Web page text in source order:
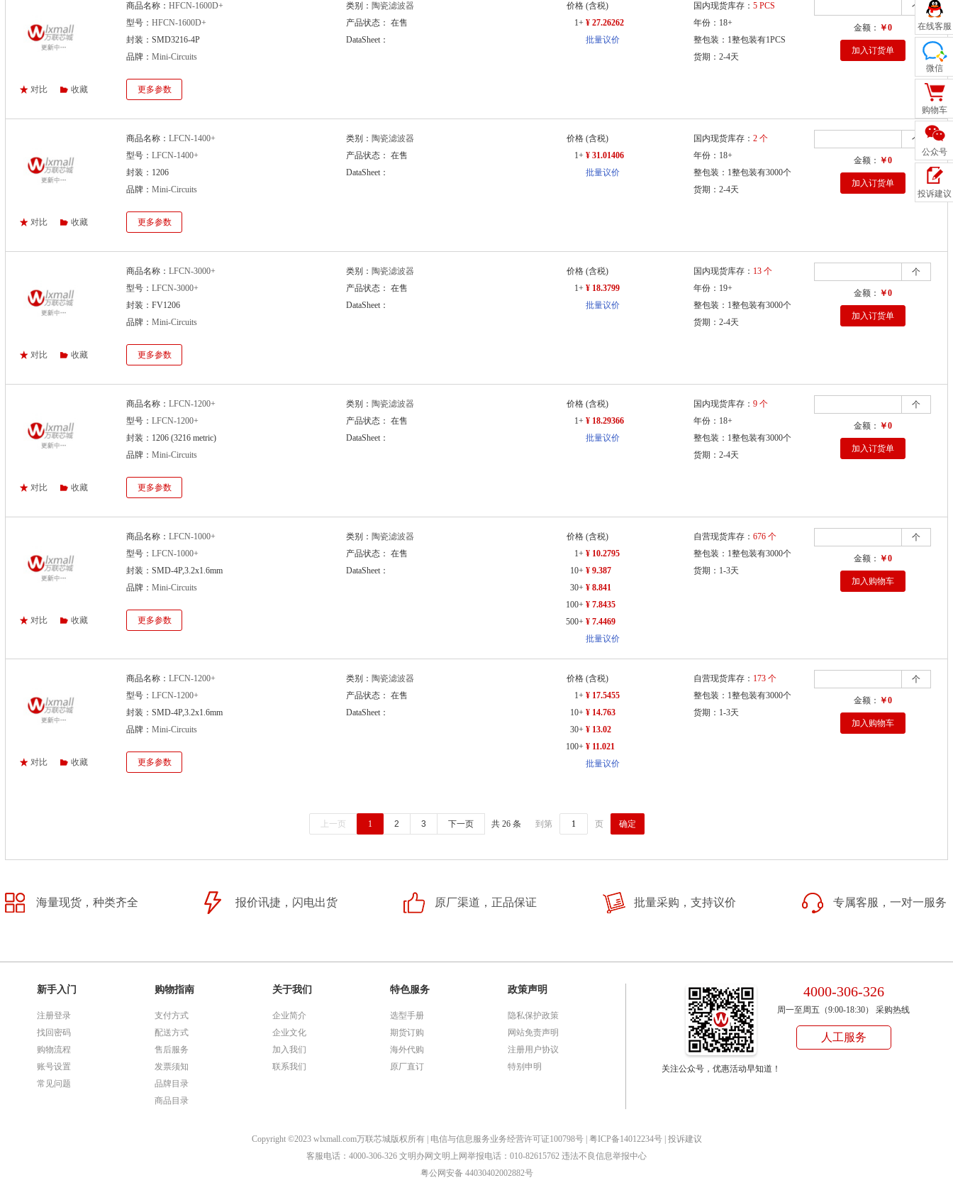
对比 收藏
商品名称： HFCN-1600D+
型号： HFCN-1600D+
封装：SMD3216-4P
品牌： Mini-Circuits
更多参数
类别： 陶瓷滤波器
产品状态： 在售
DataSheet：
价格 (含税)
1+ ¥ 27.26262
批量议价
国内现货库存： 5 PCS
年份：18+
整包装：1整包装有1PCS
货期：2-4天
个
金额： ￥0
加入订货单
对比 收藏
商品名称： LFCN-1400+
型号： LFCN-1400+
封装：1206
品牌： Mini-Circuits
更多参数
类别： 陶瓷滤波器
产品状态： 在售
DataSheet：
价格 (含税)
1+ ¥ 31.01406
批量议价
国内现货库存： 2 个
年份：18+
整包装：1整包装有3000个
货期：2-4天
个
金额： ￥0
加入订货单
对比 收藏
商品名称： LFCN-3000+
型号： LFCN-3000+
封装：FV1206
品牌： Mini-Circuits
更多参数
类别： 陶瓷滤波器
产品状态： 在售
DataSheet：
价格 (含税)
1+ ¥ 18.3799
批量议价
国内现货库存： 13 个
年份：19+
整包装：1整包装有3000个
货期：2-4天
个
金额： ￥0
加入订货单
对比 收藏
商品名称： LFCN-1200+
型号： LFCN-1200+
封装：1206 (3216 metric)
品牌： Mini-Circuits
更多参数
类别： 陶瓷滤波器
产品状态： 在售
DataSheet：
价格 (含税)
1+ ¥ 18.29366
批量议价
国内现货库存： 9 个
年份：18+
整包装：1整包装有3000个
货期：2-4天
个
金额： ￥0
加入订货单
对比 收藏
商品名称： LFCN-1000+
型号： LFCN-1000+
封装：SMD-4P,3.2x1.6mm
品牌： Mini-Circuits
更多参数
类别： 陶瓷滤波器
产品状态： 在售
DataSheet：
价格 (含税)
1+ ¥ 10.2795
10+ ¥ 9.387
30+ ¥ 8.841
100+ ¥ 7.8435
500+ ¥ 7.4469
批量议价
自营现货库存： 676 个
整包装：1整包装有3000个
货期：1-3天
个
金额： ￥0
加入购物车
对比 收藏
商品名称： LFCN-1200+
型号： LFCN-1200+
封装：SMD-4P,3.2x1.6mm
品牌： Mini-Circuits
更多参数
类别： 陶瓷滤波器
产品状态： 在售
DataSheet：
价格 (含税)
1+ ¥ 17.5455
10+ ¥ 14.763
30+ ¥ 13.02
100+ ¥ 11.021
批量议价
自营现货库存： 173 个
整包装：1整包装有3000个
货期：1-3天
个
金额： ￥0
加入购物车
上一页 1 2 3 下一页 共 26 条 到第 页 确定
海量现货，种类齐全 报价讯捷，闪电出货 原厂渠道，正品保证 批量采购，支持议价 专属客服，一对一服务
新手入门
注册登录
找回密码
购物流程
账号设置
常见问题
购物指南
支付方式
配送方式
售后服务
发票须知
品牌目录
商品目录
关于我们
企业简介
企业文化
加入我们
联系我们
特色服务
选型手册
期货订购
海外代购
原厂直订
政策声明
隐私保护政策
网站免责声明
注册用户协议
特别申明
关注公众号，优惠活动早知道！
4000-306-326
周一至周五（9:00-18:30） 采购热线
人工服务
Copyright ©2023 wlxmall.com万联芯城版权所有 | 电信与信息服务业务经营许可证100798号 | 粤ICP备14012234号| 投诉建议
客服电话：4000-306-326 文明办网文明上网举报电话：010-82615762 违法不良信息举报中心
粤公网安备 44030402002882号
在线客服
微信
购物车
公众号
投诉建议